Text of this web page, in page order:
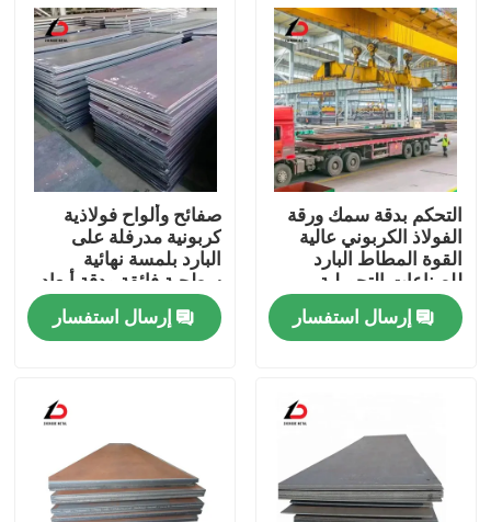
المنزل
المنتجات
فيديوهات
جولة في المصنع
التحكم بدقة سمك ورقة
الفولاذ الكربوني عالية
القوة المطاط البارد
للصناعات التحويلية
ومعالجة المعادن
إرسال استفسار
صفائح وألواح فولاذية
كربونية مدرفلة على
البارد بلمسة نهائية
سطحية فائقة ودقة أبعاد
مناسبة للأجزاء الدقيقة
إرسال استفسار